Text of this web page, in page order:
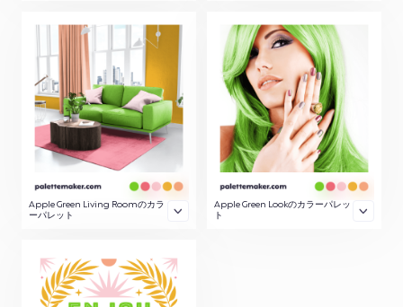
Apple Green Living Roomのカラ
ーパレット
Apple Green Lookのカラーパレッ
ト